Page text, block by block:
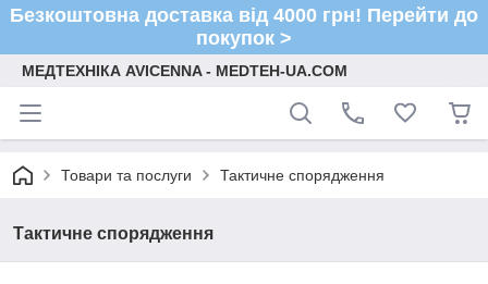
Безкоштовна доставка від 4000 грн! Перейти до
покупок >
МЕДТЕХНІКА AVICENNA - MEDTEH-UA.COM
Товари та послуги Тактичне спорядження
Тактичне спорядження